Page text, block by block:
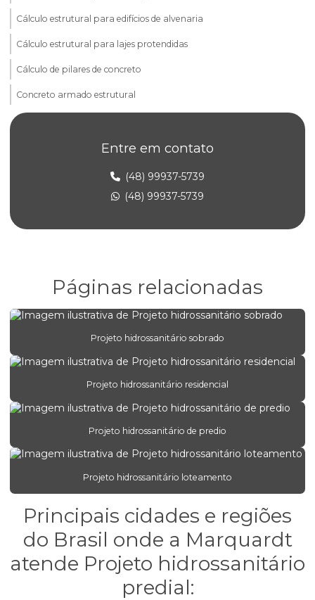
Cálculo estrutural para edifícios de alvenaria
Cálculo estrutural para lajes protendidas
Cálculo de pilares de concreto
Concreto armado estrutural
Elaboração de projeto estrutural
Empresa de projeto concreto protendido
Empresa de projeto estrutural
Engenharia de concreto armado para empresas
Engenharia estrutural para edifícios comerciais
Estrutura concreto armado
Orçamento de projeto estrutural
Projeto alvenaria estrutural
Projeto concreto armado
Entre em contato
(48) 99937-5739
(48) 99937-5739
Páginas relacionadas
Projeto hidrossanitário sobrado
Projeto hidrossanitário residencial
Projeto hidrossanitário de predio
Projeto hidrossanitário loteamento
Principais cidades e regiões
do Brasil onde a Marquardt
atende Projeto hidrossanitário
predial: